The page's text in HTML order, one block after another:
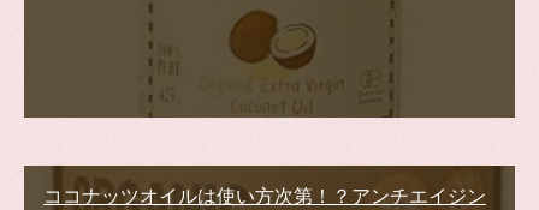
ココナッツオイルは使い方次第！？アンチエイジン